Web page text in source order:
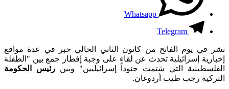
Whatsapp
Telegram
نشر في يوم الفاتح من كانون الثاني الحالي خبر في عدة مواقع
إخبارية إسرائيلية تحدث عن لقاء على وجبة إفطار جمع بين "الطفلة
الفلسطينية التي شتمت جنوداً إسرائيليين" وبينرئيس الحكومة
التركية رجب طيب أردوغان.